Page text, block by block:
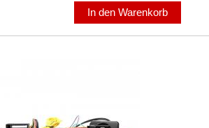
In den Warenkorb